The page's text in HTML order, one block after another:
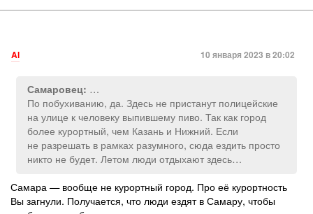
Al 10 января 2023 в 20:02
Самаровец: …
По побухиванию, да. Здесь не пристанут полицейские
на улице к человеку выпившему пиво. Так как город
более курортный, чем Казань и Нижний. Если
не разрешать в рамках разумного, сюда ездить просто
никто не будет. Летом люди отдыхают здесь…
Самара — вообще не курортный город. Про её курортность
Вы загнули. Получается, что люди ездят в Самару, чтобы